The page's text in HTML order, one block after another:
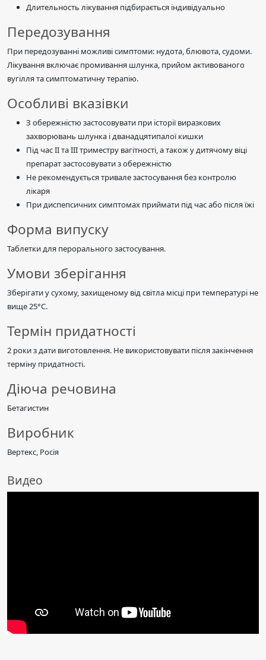
Длительность лікування підбирається індивідуально
Передозування
При передозуванні можливі симптоми: нудота, блювота, судоми.
Лікування включає промивання шлунка, прийом активованого
вугілля та симптоматичну терапію.
Особливі вказівки
З обережністю застосовувати при історії виразкових
захворювань шлунка і дванадцятипалої кишки
Під час II та III триместру вагітності, а також у дитячому віці
препарат застосовувати з обережністю
Не рекомендується тривале застосування без контролю
лікаря
При диспепсичних симптомах приймати під час або після їжі
Форма випуску
Таблетки для перорального застосування.
Умови зберігання
Зберігати у сухому, захищеному від світла місці при температурі не
вище 25°C.
Термін придатності
2 роки з дати виготовлення. Не використовувати після закінчення
терміну придатності.
Діюча речовина
Бетагистин
Виробник
Вертекс, Росія
Видео